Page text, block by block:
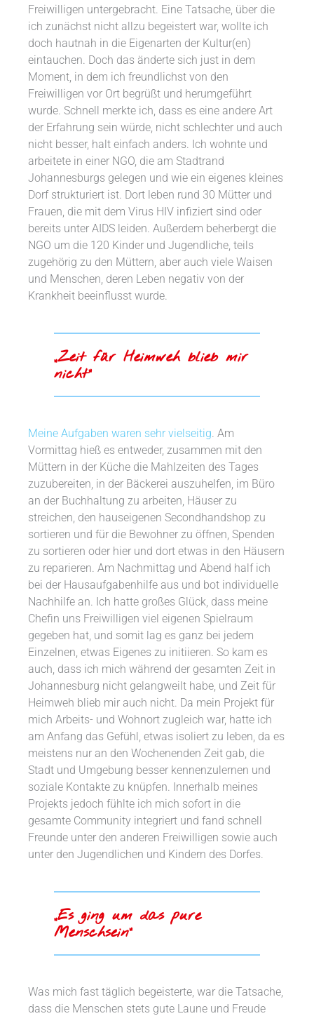
Freiwilligen untergebracht. Eine Tatsache, über die
ich zunächst nicht allzu begeistert war, wollte ich
doch hautnah in die Eigenarten der Kultur(en)
eintauchen. Doch das änderte sich just in dem
Moment, in dem ich freundlichst von den
Freiwilligen vor Ort begrüßt und herumgeführt
wurde. Schnell merkte ich, dass es eine andere Art
der Erfahrung sein würde, nicht schlechter und auch
nicht besser, halt einfach anders. Ich wohnte und
arbeitete in einer NGO, die am Stadtrand
Johannesburgs gelegen und wie ein eigenes kleines
Dorf strukturiert ist. Dort leben rund 30 Mütter und
Frauen, die mit dem Virus HIV infiziert sind oder
bereits unter AIDS leiden. Außerdem beherbergt die
NGO um die 120 Kinder und Jugendliche, teils
zugehörig zu den Müttern, aber auch viele Waisen
und Menschen, deren Leben negativ von der
Krankheit beeinflusst wurde.
„Zeit für Heimweh blieb mir
nicht“
Meine Aufgaben waren sehr vielseitig . Am
Vormittag hieß es entweder, zusammen mit den
Müttern in der Küche die Mahlzeiten des Tages
zuzubereiten, in der Bäckerei auszuhelfen, im Büro
an der Buchhaltung zu arbeiten, Häuser zu
streichen, den hauseigenen Secondhandshop zu
sortieren und für die Bewohner zu öffnen, Spenden
zu sortieren oder hier und dort etwas in den Häusern
zu reparieren. Am Nachmittag und Abend half ich
bei der Hausaufgabenhilfe aus und bot individuelle
Nachhilfe an. Ich hatte großes Glück, dass meine
Chefin uns Freiwilligen viel eigenen Spielraum
gegeben hat, und somit lag es ganz bei jedem
Einzelnen, etwas Eigenes zu initiieren. So kam es
auch, dass ich mich während der gesamten Zeit in
Johannesburg nicht gelangweilt habe, und Zeit für
Heimweh blieb mir auch nicht. Da mein Projekt für
mich Arbeits- und Wohnort zugleich war, hatte ich
am Anfang das Gefühl, etwas isoliert zu leben, da es
meistens nur an den Wochenenden Zeit gab, die
Stadt und Umgebung besser kennenzulernen und
soziale Kontakte zu knüpfen. Innerhalb meines
Projekts jedoch fühlte ich mich sofort in die
gesamte Community integriert und fand schnell
Freunde unter den anderen Freiwilligen sowie auch
unter den Jugendlichen und Kindern des Dorfes.
„Es ging um das pure
Menschsein“
Was mich fast täglich begeisterte, war die Tatsache,
dass die Menschen stets gute Laune und Freude